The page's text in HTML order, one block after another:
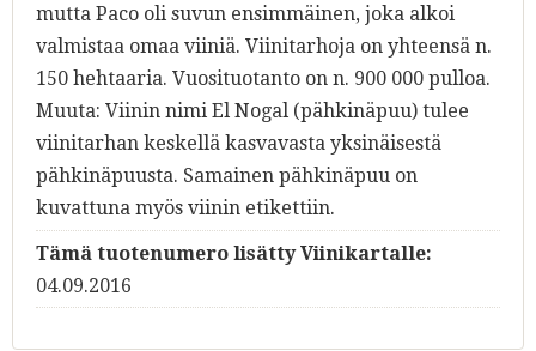
mutta Paco oli suvun ensimmäinen, joka alkoi
valmistaa omaa viiniä. Viinitarhoja on yhteensä n.
150 hehtaaria. Vuosituotanto on n. 900 000 pulloa.
Muuta: Viinin nimi El Nogal (pähkinäpuu) tulee
viinitarhan keskellä kasvavasta yksinäisestä
pähkinäpuusta. Samainen pähkinäpuu on
kuvattuna myös viinin etikettiin.
Tämä tuotenumero lisätty Viinikartalle:
04.09.2016